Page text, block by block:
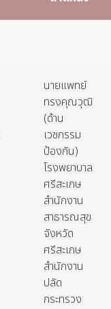
นายแพทย์
ทรงคุณวุฒิ
(ด้าน
เวชกรรม
ป้องกัน)
โรงพยาบาล
ศรีสะเกษ
สำนักงาน
สาธารณสุข
จังหวัด
ศรีสะเกษ
สำนักงาน
ปลัด
กระทรวง